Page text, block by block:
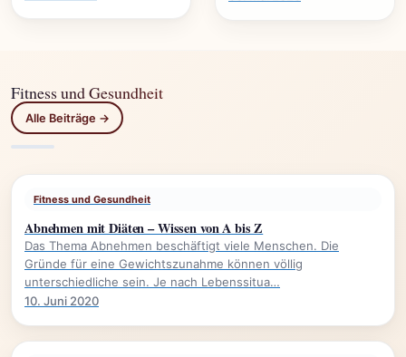
Fitness und Gesundheit
Alle Beiträge →
Fitness und Gesundheit
Abnehmen mit Diäten – Wissen von A bis Z
Das Thema Abnehmen beschäftigt viele Menschen. Die
Gründe für eine Gewichtszunahme können völlig
unterschiedliche sein. Je nach Lebenssitua…
10. Juni 2020